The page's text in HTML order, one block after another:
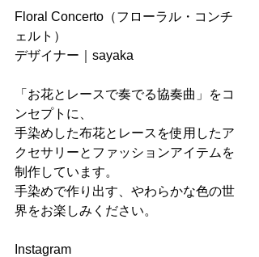
Floral Concerto（フローラル・コンチ
ェルト）
デザイナー｜sayaka
「お花とレースで奏でる協奏曲」をコ
ンセプトに、
手染めした布花とレースを使用したア
クセサリーとファッションアイテムを
制作しています。
手染めで作り出す、やわらかな色の世
界をお楽しみください。
Instagram